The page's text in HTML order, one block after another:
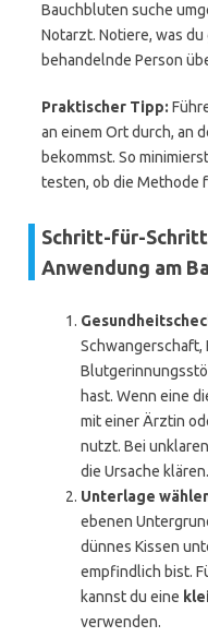
Bauchbluten suche
Notarzt. Notiere, was
behandelnde Person
Praktischer Tipp:
an einem Ort durch, an
bekommst. So
testen, ob die Methode
Schritt-für-
Anwendung am
Schwangerschaft,
hast. Wenn eine
mit einer Ärztin
nutzt. Bei
die Ursache klären.
Unterlage
ebenen
dünnes Kissen
empfindlich bist.
kannst du eine
verwenden.